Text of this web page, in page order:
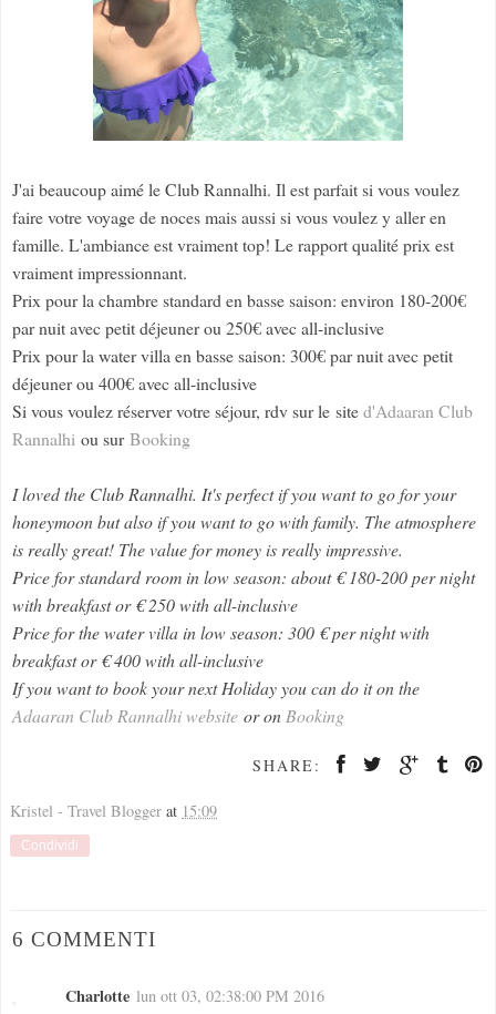
J'ai beaucoup aimé le Club Rannalhi. Il est parfait si vous voulez
faire votre voyage de noces mais aussi si vous voulez y aller en
famille. L'ambiance est vraiment top! Le rapport qualité prix est
vraiment impressionnant.
Prix pour la chambre standard en basse saison: environ 180-200€
par nuit avec petit déjeuner ou 250€ avec all-inclusive
Prix pour la water villa en basse saison: 300€ par nuit avec petit
déjeuner ou 400€ avec all-inclusive
Si vous voulez réserver votre séjour, rdv sur le sited'Adaaran Club
Rannalhi ou surBooking
I loved the Club Rannalhi. It's perfect if you want to go for your
honeymoon but also if you want to go with family. The atmosphere
is really great! The value for money is really impressive.
Price for standard room in low season: about € 180-200 per night
with breakfast or € 250 with all-inclusive
Price for the water villa in low season: 300 € per night with
breakfast or € 400 with all-inclusive
If you want to book your next Holiday you can do it on the
Adaaran Club Rannalhi website or onBooking
SHARE:
Kristel - Travel Blogger at 15:09
Condividi
6 COMMENTI
Charlotte lun ott 03, 02:38:00 PM 2016